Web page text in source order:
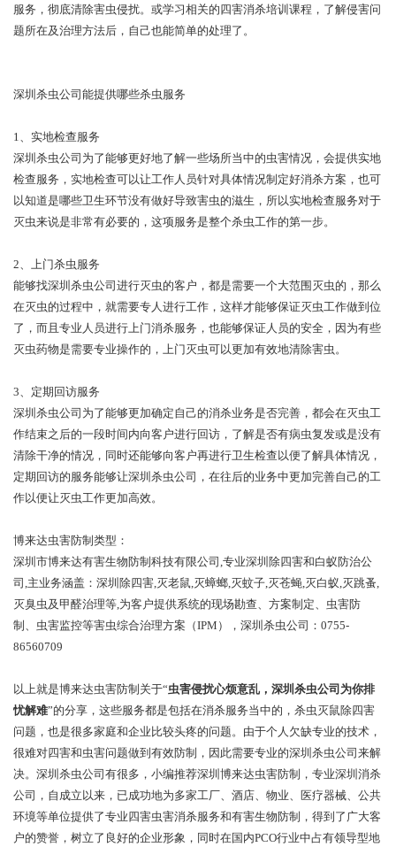
服务，彻底清除害虫侵扰。或学习相关的四害消杀培训课程，了解侵害问
题所在及治理方法后，自己也能简单的处理了。
深圳杀虫公司能提供哪些杀虫服务
1、实地检查服务
深圳杀虫公司为了能够更好地了解一些场所当中的虫害情况，会提供实地
检查服务，实地检查可以让工作人员针对具体情况制定好消杀方案，也可
以知道是哪些卫生环节没有做好导致害虫的滋生，所以实地检查服务对于
灭虫来说是非常有必要的，这项服务是整个杀虫工作的第一步。
2、上门杀虫服务
能够找深圳杀虫公司进行灭虫的客户，都是需要一个大范围灭虫的，那么
在灭虫的过程中，就需要专人进行工作，这样才能够保证灭虫工作做到位
了，而且专业人员进行上门消杀服务，也能够保证人员的安全，因为有些
灭虫药物是需要专业操作的，上门灭虫可以更加有效地清除害虫。
3、定期回访服务
深圳杀虫公司为了能够更加确定自己的消杀业务是否完善，都会在灭虫工
作结束之后的一段时间内向客户进行回访，了解是否有病虫复发或是没有
清除干净的情况，同时还能够向客户再进行卫生检查以便了解具体情况，
定期回访的服务能够让深圳杀虫公司，在往后的业务中更加完善自己的工
作以便让灭虫工作更加高效。
博来达虫害防制类型：
深圳市博来达有害生物防制科技有限公司,专业深圳除四害和白蚁防治公
司,主业务涵盖：深圳除四害,灭老鼠,灭蟑螂,灭蚊子,灭苍蝇,灭白蚁,灭跳蚤,
灭臭虫及甲醛治理等,为客户提供系统的现场勘查、方案制定、虫害防
制、虫害监控等害虫综合治理方案（IPM），深圳杀虫公司：0755-
86560709
以上就是博来达虫害防制关于“虫害侵扰心烦意乱，深圳杀虫公司为你排
忧解难”的分享，这些服务都是包括在消杀服务当中的，杀虫灭鼠除四害
问题，也是很多家庭和企业比较头疼的问题。由于个人欠缺专业的技术，
很难对四害和虫害问题做到有效防制，因此需要专业的深圳杀虫公司来解
决。深圳杀虫公司有很多，小编推荐深圳博来达虫害防制，专业深圳消杀
公司，自成立以来，已成功地为多家工厂、酒店、物业、医疗器械、公共
环境等单位提供了专业四害虫害消杀服务和有害生物防制，得到了广大客
户的赞誉，树立了良好的企业形象，同时在国内PCO行业中占有领导型地